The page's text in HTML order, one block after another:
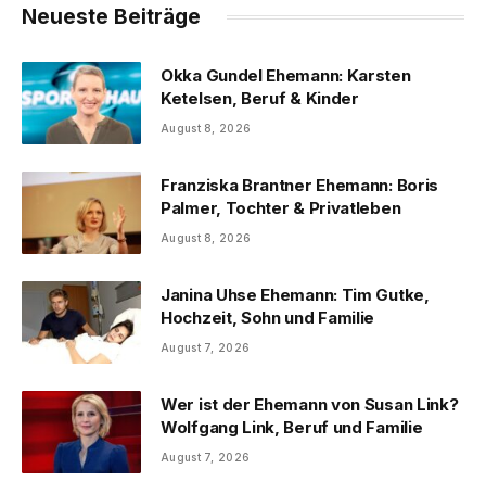
Neueste Beiträge
Okka Gundel Ehemann: Karsten
Ketelsen, Beruf & Kinder
August 8, 2026
Franziska Brantner Ehemann: Boris
Palmer, Tochter & Privatleben
August 8, 2026
Janina Uhse Ehemann: Tim Gutke,
Hochzeit, Sohn und Familie
August 7, 2026
Wer ist der Ehemann von Susan Link?
Wolfgang Link, Beruf und Familie
August 7, 2026